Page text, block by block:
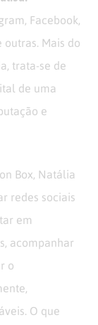
Facebook,
outras. Mais do
trata-se de
de uma
e
Box, Natália
redes sociais
em
acompanhar
o
O que